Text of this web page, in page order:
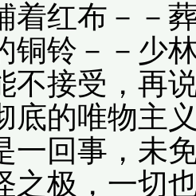
着红布－－
铜铃－－少
不接受，再
底的唯物主
一回事，未
之极，一切